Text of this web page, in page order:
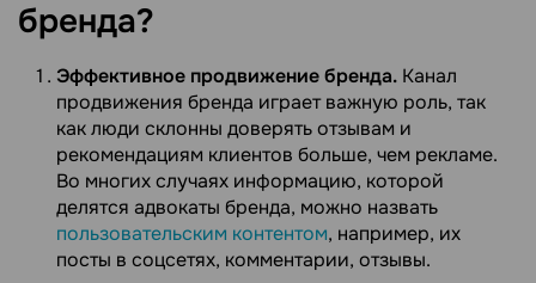
бренда?
Эффективное продвижение бренда. Канал
продвижения бренда играет важную роль, так
как люди склонны доверять отзывам и
рекомендациям клиентов больше, чем рекламе.
Во многих случаях информацию, которой
делятся адвокаты бренда, можно назвать
пользовательским контентом, например, их
посты в соцсетях, комментарии, отзывы.